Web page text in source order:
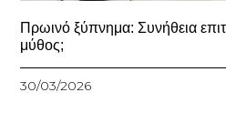
Πρωινό ξύπνημα: Συνήθεια
μύθος;
30/03/2026